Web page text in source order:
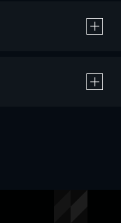
作品の購入 / レンタルです。
、20％のポイント還元です。